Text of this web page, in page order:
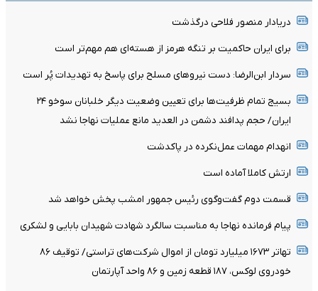
دریادار منصور فلاحی درگذشت
برای ایران حاکمیت بر تنگه هرمز از هسته‌ای هم مهم‌تر است
سردار ابن‌الرضا: دست نیروهای مسلح برای پاسخ به تهدیدات پُر است
بسیج تمام ظرفیت‌ها برای تعیین وضعیت دیگر خلبانان سوخو ۲۴
ایران/ حجم پدافند دشمن در العدید مانع عملیات نهاجا نشد
انهدام مهمات عمل‌نکرده در پاکدشت
ارتش کاملا آماده است
قسمت دوم گفت‌وگوی رئیس جمهور امشب پخش خواهد شد
پیام فرمانده نهاجا به مناسبت سالگرد شهادت شهیدان بابایی و لشکری
تهاتر ۱۶۷۳ میلیارد تومان از اموال شرکت‌های تراستی/ توقیف ۸۶
خودروی لوکس، ۱۸۷ قطعه زمین و ۸۶ واحد آپارتمان